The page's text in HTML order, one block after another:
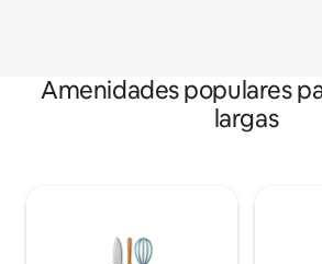
Amenidades populares
largas